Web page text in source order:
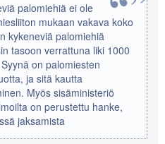
palomiehiä ei ole
mukaan vakava koko
kykeneviä palomiehiä
tasoon verrattuna liki 1000
on palomiesten
ja sitä kautta
Myös sisäministeriö
on perustettu hanke,
jaksamista